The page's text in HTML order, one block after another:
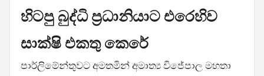
හිටපු බුද්ධි ප්‍රධානියාට එරෙහිව
සාක්ෂි එකතු කෙරේ
පාර්ලිමේන්තුවට අමතමින් අමාත්‍ය විජේපාල මහතා